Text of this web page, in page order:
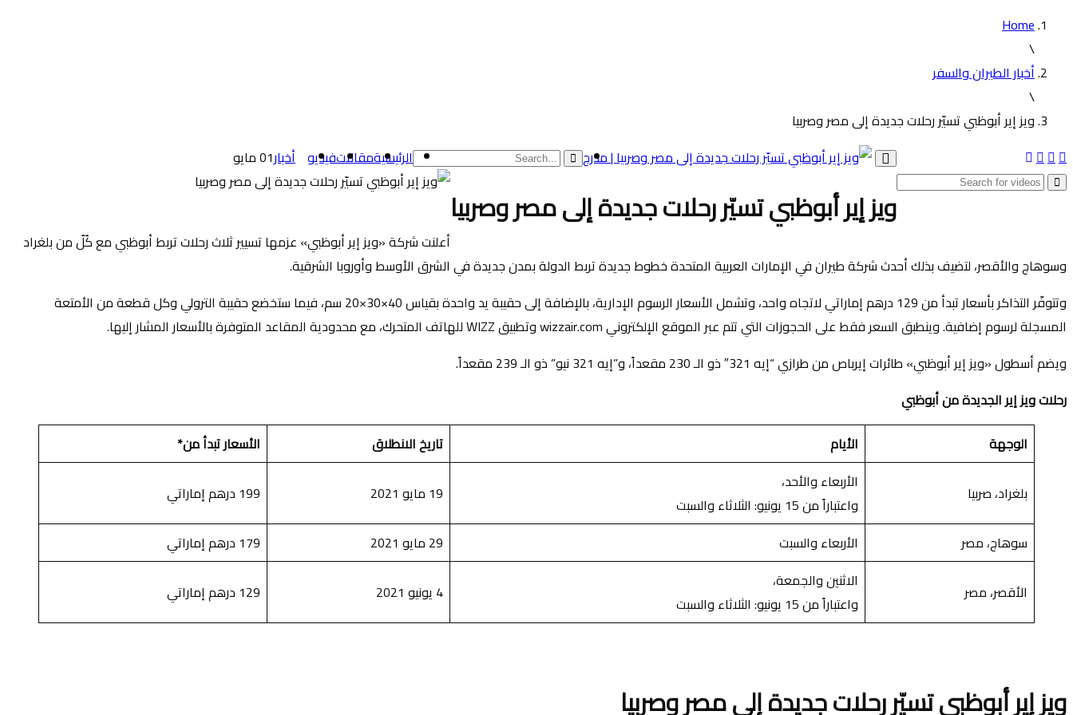
Home
\
أخبار الطيران والسفر
\
ويز إير أبوظبي تسيّر رحلات جديدة إلى مصر وصربيا
Toggle
الرئيسيةمقالاتفيديو أخبار
ويز إير أبوظبي تسيّر رحلات جديدة إلى مصر وصربيا
01مايو
أعلنت شركة «ويز إير أبوظبي» عزمها تسيير ثلاث رحلات تربط أبوظبي مع كُلّ من بلغراد
وسوهاج والأقصر، لتضيف بذلك أحدث شركة طيران في الإمارات العربية المتحدة خطوط جديدة تربط الدولة بمدن جديدة في الشرق الأوسط وأوروبا الشرقية.
وتتوفّر التذاكر بأسعار تبدأ من 129 درهم إماراتي لاتجاه واحد، وتشمل الأسعار الرسوم الإدارية، بالإضافة إلى حقيبة يد واحدة بقياس 40×30×20 سم، فيما ستخضع حقيبة الترولي وكل قطعة من الأمتعة
المسجلة لرسوم إضافية. وينطبق السعر فقط على الحجوزات التي تتم عبر الموقع الإلكتروني wizzair.com وتطبيق WIZZ للهاتف المتحرك، مع محدودية المقاعد المتوفرة بالأسعار المشار إليها.
ويضم أسطول «ويز إير أبوظبي» طائرات إيرباص من طرازي “إيه 321″ ذو الـ 230 مقعداً، و”إيه 321 نيو” ذو الـ 239 مقعداً.
رحلات ويز إير الجديدة من أبوظبي
الوجهة
الأيام تاريخ الانطلاق الأسعار تبدأ من*
بلغراد، صربيا
الأربعاء والأحد،
واعتباراً من 15 يونيو: الثلاثاء والسبت
19 مايو 2021 199 درهم إماراتي
سوهاج، مصر الأربعاء والسبت 29 مايو 2021 179 درهم إماراتي
الأقصر، مصر
الاثنين والجمعة،
واعتباراً من 15 يونيو: الثلاثاء والسبت
4 يونيو 2021 129 درهم إماراتي
ويز إير أبوظبي تسيّر رحلات جديدة إلى مصر وصربيا